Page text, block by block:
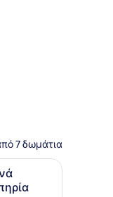
σαββατοκύριακο
7 δωμάτια
κομοδίνα με
με δύο